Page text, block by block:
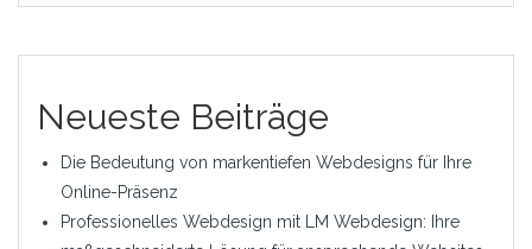
Neueste Beiträge
Die Bedeutung von markentiefen Webdesigns für Ihre
Online-Präsenz
Professionelles Webdesign mit LM Webdesign: Ihre